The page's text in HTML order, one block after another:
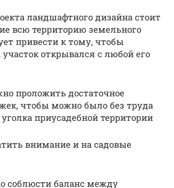
ландшафтного дизайна стоит
всю территорию земельного
привести к тому, чтобы
открывался с любой его
проложить достаточное
чтобы можно было без труда
приусадебной территории
внимание и на садовые
соблюсти баланс между